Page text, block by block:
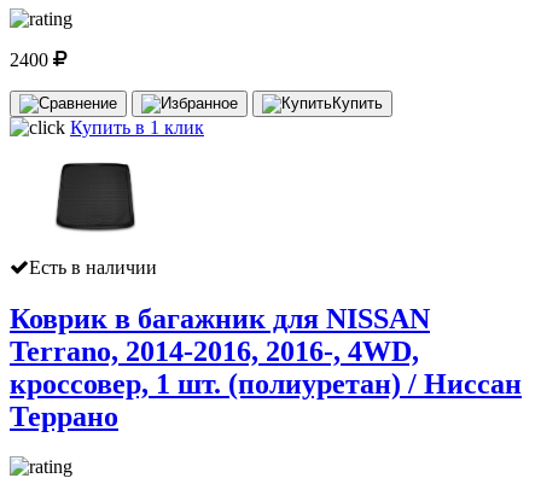
2400
Купить
Купить в 1 клик
Есть в наличии
Коврик в багажник для NISSAN
Terrano, 2014-2016, 2016-, 4WD,
кроссовер, 1 шт. (полиуретан) / Ниссан
Террано